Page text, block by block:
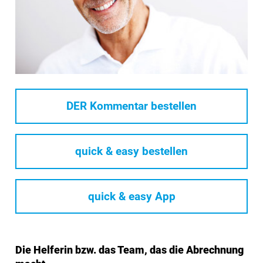
DER Kommentar bestellen
quick & easy bestellen
quick & easy App
Die Helferin bzw. das Team, das die Abrechnung